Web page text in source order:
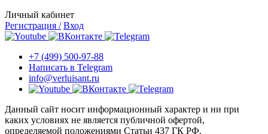
Личный кабинет
Регистрация / Вход
+7 (499) 500-97-88
Написать в Telegram
info@verluisant.ru
Данный сайт носит информационный характер и ни при
каких условиях не является публичной офертой,
определяемой положениями Статьи 437 ГК РФ.